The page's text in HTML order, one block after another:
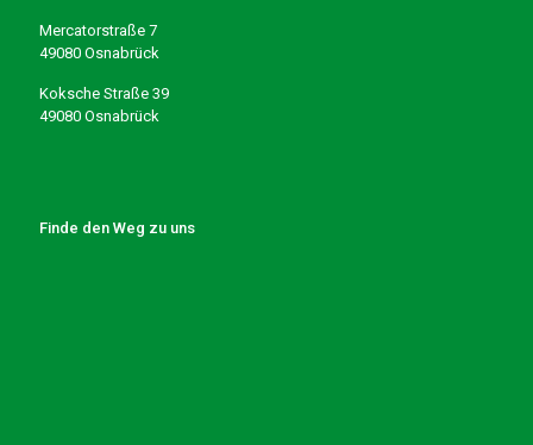
Mercatorstraße 7
49080 Osnabrück
Koksche Straße 39
49080 Osnabrück
Finde den Weg zu uns